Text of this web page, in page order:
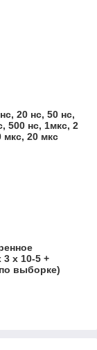
20 нс, 50 нс,
500 нс, 1мкс, 2
мкс, 20 мкс
3 х 10-5 +
выборке)